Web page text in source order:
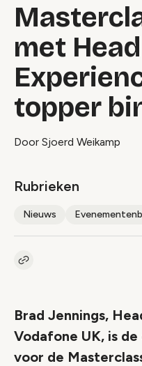
met
topper
Door Sjoerd Weikamp
Rubrieken
Nieuws
Kopieer link naar artikel
Brad Jennings,
Vodafone UK, is
voor de